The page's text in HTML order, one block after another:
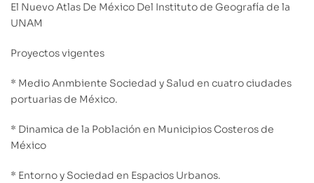
El Nuevo Atlas De México Del Instituto de Geografía de la
UNAM
Proyectos vigentes
* Medio Anmbiente Sociedad y Salud en cuatro ciudades
portuarias de México.
* Dinamica de la Población en Municipios Costeros de
México
* Entorno y Sociedad en Espacios Urbanos.